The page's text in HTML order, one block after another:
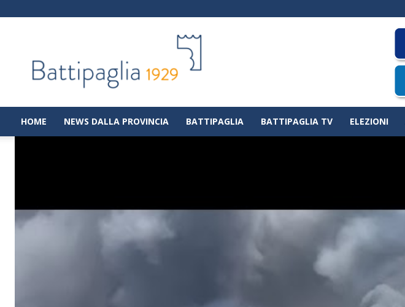
|
Notizie
dalla
città
di
HOME NEWS DALLA PROVINCIA BATTIPAGLIA BATTIPAGLIA TV ELEZIONI